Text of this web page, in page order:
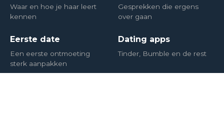
Waar en hoe je haar leert
kennen
Gesprekken die ergens
over gaan
Eerste date
Een eerste ontmoeting
sterk aanpakken
Dating apps
Tinder, Bumble en de rest